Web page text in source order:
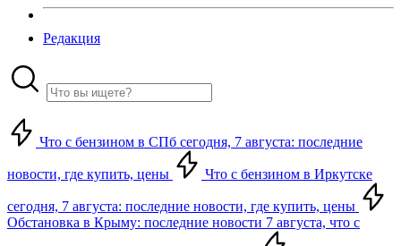
Редакция
Что с бензином в СПб сегодня, 7 августа: последние
новости, где купить, цены Что с бензином в Иркутске
сегодня, 7 августа: последние новости, где купить, цены
Обстановка в Крыму: последние новости 7 августа, что с